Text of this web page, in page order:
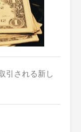
引される新し